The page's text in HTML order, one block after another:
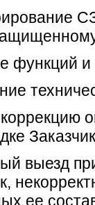
функций
выезд
ее